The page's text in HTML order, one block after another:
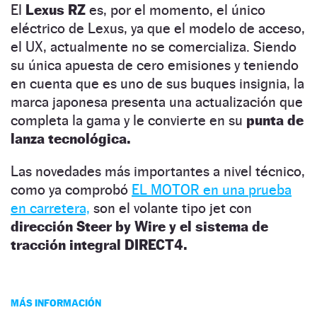
El Lexus RZ es, por el momento, el único
eléctrico de Lexus, ya que el modelo de acceso,
el UX, actualmente no se comercializa. Siendo
su única apuesta de cero emisiones y teniendo
en cuenta que es uno de sus buques insignia, la
marca japonesa presenta una actualización que
completa la gama y le convierte en su punta de
lanza tecnológica.
Las novedades más importantes a nivel técnico,
como ya comprobó EL MOTOR en una prueba
en carretera, son el volante tipo jet con
dirección Steer by Wire y el sistema de
tracción integral DIRECT4.
MÁS INFORMACIÓN